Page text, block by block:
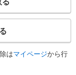
はマイページから行